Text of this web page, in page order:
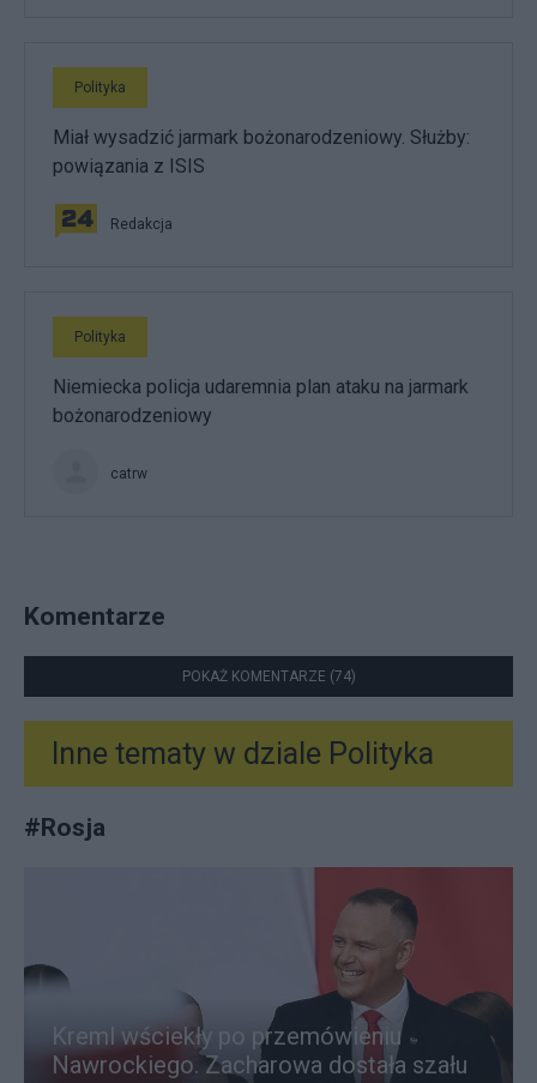
Polityka
Miał wysadzić jarmark bożonarodzeniowy. Służby:
powiązania z ISIS
Redakcja
Polityka
Niemiecka policja udaremnia plan ataku na jarmark
bożonarodzeniowy
catrw
Komentarze
POKAŻ KOMENTARZE (74)
Inne tematy w dziale Polityka
#Rosja
Kreml wściekły po przemówieniu
Nawrockiego. Zacharowa dostała szału